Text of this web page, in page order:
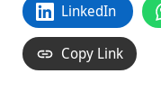
LinkedIn
Copy Link